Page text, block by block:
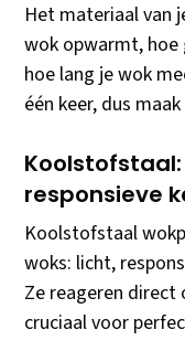
Het materiaal van
wok opwarmt,
hoe lang je wok
één keer, dus
responsieve
Koolstofstaal
woks: licht,
Ze reageren
cruciaal voor